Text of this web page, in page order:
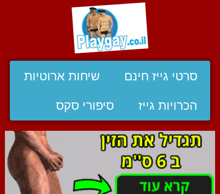
סרטי גייז חינם שיחות ארוטיות
הכרויות גייז סיפורי סקס